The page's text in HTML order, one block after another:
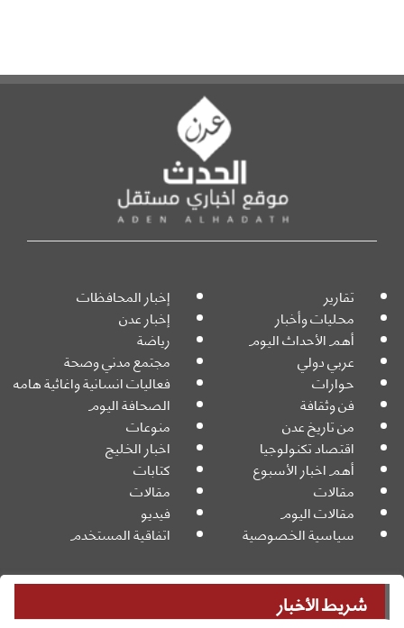
شريط الأخبار
تقارير إخبار المحافظات
محليات وأخبار إخبار عدن
أهم الأحداث اليوم رياضة
عربي دولي مجتمع مدني وصحة
حوارات فعاليات انسانية واغاثية هامه
فن وثقافة الصحافة اليوم
من تاريخ عدن منوعات
اقتصاد تكنولوجيا اخبار الخليج
أهم اخبار الأسبوع كتابات
مقالات مقالات
مقالات اليوم فيديو
سياسية الخصوصية اتفاقية المستخدم
جميع الحقوق محفوظة
© 2026